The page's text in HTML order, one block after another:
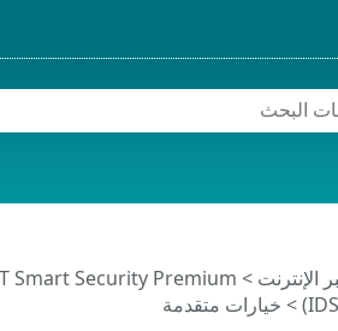
>
Smart Security Premium
> خيارات متقدمة